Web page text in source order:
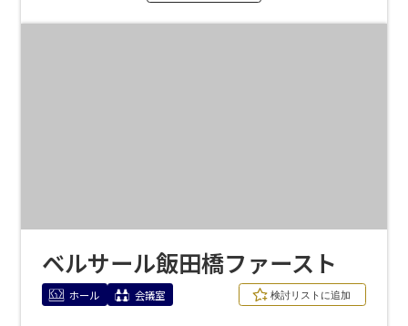
ベルサール飯田橋ファースト
ホール 会議室
エリア／施設※複数選択可能